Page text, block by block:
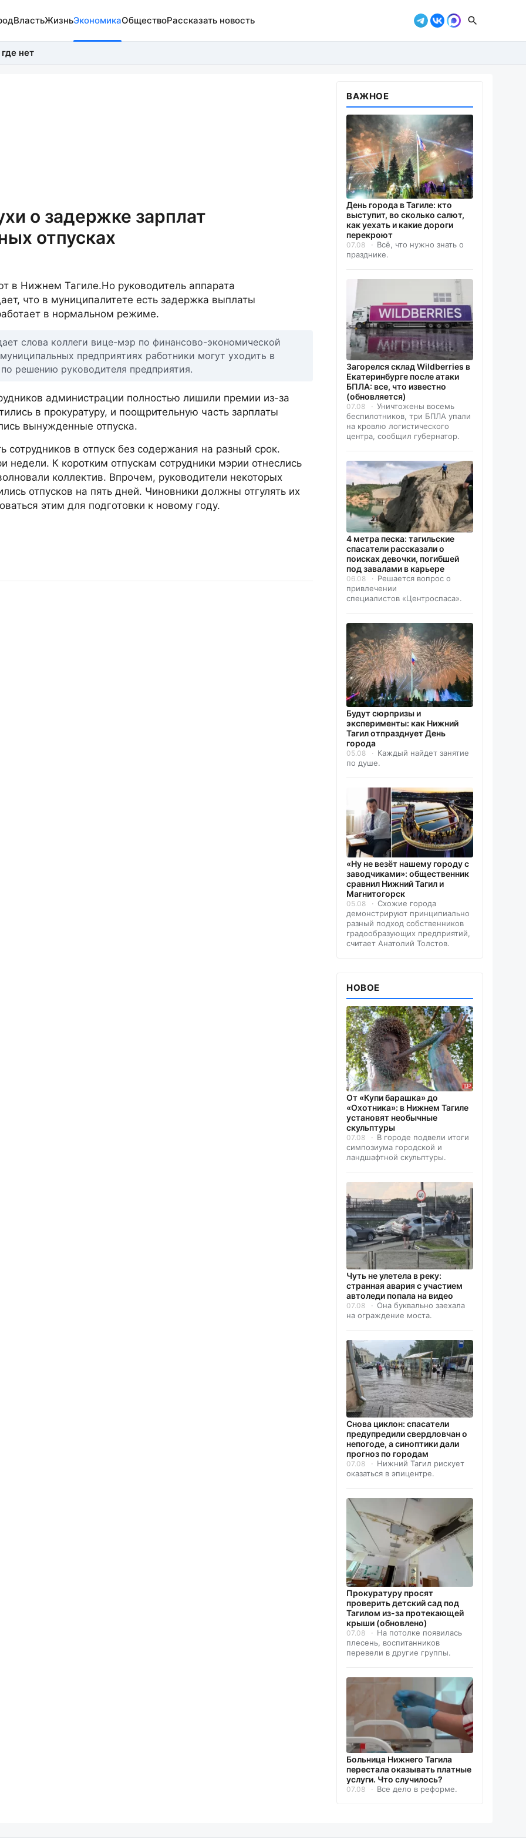
ВластьЖизньЭкономикаОбществоРассказать новость
нет
о задержке зарплат
отпусках
в Нижнем Тагиле.Но руководитель аппарата
что в муниципалитете есть задержка выплаты
в нормальном режиме.
слова коллеги вице-мэр по финансово-экономической
предприятиях работники могут уходить в
решению руководителя предприятия.
администрации полностью лишили премии из-за
в прокуратуру, и поощрительную часть зарплаты
вынужденные отпуска.
в отпуск без содержания на разный срок.
К коротким отпускам сотрудники мэрии отнеслись
коллектив. Впрочем, руководители некоторых
отпусков на пять дней. Чиновники должны отгулять их
этим для подготовки к новому году.
ВАЖНОЕ
День города в Тагиле: кто
выступит, во сколько салют,
как уехать и какие дороги
перекроют
07.08
Всё, что нужно знать о
празднике.
Загорелся склад Wildberries в
Екатеринбурге после атаки
БПЛА: все, что известно
(обновляется)
07.08
Уничтожены восемь
беспилотников, три БПЛА упали
на кровлю логистического
центра, сообщил губернатор.
4 метра песка: тагильские
спасатели рассказали о
поисках девочки, погибшей
под завалами в карьере
06.08
Решается вопрос о
привлечении
специалистов «Центроспаса».
Будут сюрпризы и
эксперименты: как Нижний
Тагил отпразднует День
города
05.08
Каждый найдет занятие
по душе.
«Ну не везёт нашему городу с
заводчиками»: общественник
сравнил Нижний Тагил и
Магнитогорск
05.08
Схожие города
демонстрируют принципиально
разный подход собственников
градообразующих предприятий,
считает Анатолий Толстов.
НОВОЕ
От «Купи барашка» до
«Охотника»: в Нижнем Тагиле
установят необычные
скульптуры
07.08
В городе подвели итоги
симпозиума городской и
ландшафтной скульптуры.
Чуть не улетела в реку:
странная авария с участием
автоледи попала на видео
07.08
Она буквально заехала
на ограждение моста.
Снова циклон: спасатели
предупредили свердловчан о
непогоде, а синоптики дали
прогноз по городам
07.08
Нижний Тагил рискует
оказаться в эпицентре.
Прокуратуру просят
проверить детский сад под
Тагилом из-за протекающей
крыши (обновлено)
07.08
На потолке появилась
плесень, воспитанников
перевели в другие группы.
Больница Нижнего Тагила
перестала оказывать платные
услуги. Что случилось?
07.08 Все дело в реформе.